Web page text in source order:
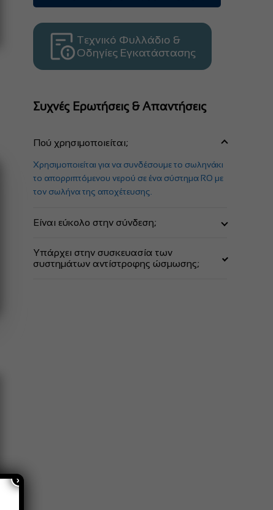
Τεχνικό Φυλλάδιο &
Οδηγίες Εγκατάστασης
Συχνές Ερωτήσεις & Απαντήσεις
Πού χρησιμοποιείται;
Χρησιμοποιείται για να συνδέσουμε το σωληνάκι
το απορριπτόμενου νερού σε ένα σύστημα RO με
τον σωλήνα της αποχέτευσης.
Είναι εύκολο στην σύνδεση;
αποχεύτευσης και συνδέουμε το σωληνάκι στο
ρακόρ ταχείας σύνδεσης.
Υπάρχει στην συσκευασία των
συστημάτων αντίστροφης ώσμωσης;
×